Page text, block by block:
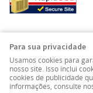
LOJA VIRTUAL
Para sua privacidade
Usamos cookies para
nosso site. Isso inclui
cookies de publicidade
informações, consulte